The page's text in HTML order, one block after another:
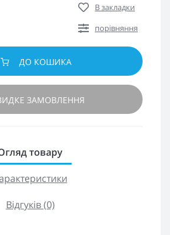
В закладки
порівняння
ДО КОШИКА
ЗАМОВЛЕННЯ
товару
Відгуків (0)